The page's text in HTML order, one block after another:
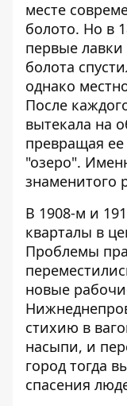
месте
болото. Но в
первые
болота
однако
После
вытекала на
превращая
"озеро".
знаменитого
В 1908-м и
кварталы в
Проблемы
новые
стихию в
насыпи, и
город тогда
спасения